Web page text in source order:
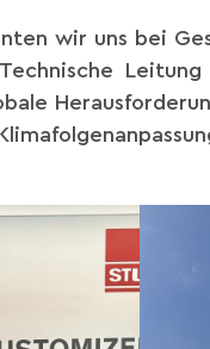
wir uns bei
Leitung